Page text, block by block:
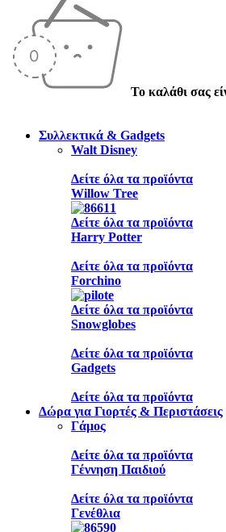
Το καλάθι σας
Συλλεκτικά & Gadgets
Walt Disney
Δείτε όλα τα προϊόντα
Willow Tree
Δείτε όλα τα προϊόντα
Harry Potter
Δείτε όλα τα προϊόντα
Forchino
Δείτε όλα τα προϊόντα
Snowglobes
Δείτε όλα τα προϊόντα
Gadgets
Δείτε όλα τα προϊόντα
Δώρα για Γιορτές & Περιστάσεις
Γάμος
Δείτε όλα τα προϊόντα
Γέννηση Παιδιού
Δείτε όλα τα προϊόντα
Γενέθλια